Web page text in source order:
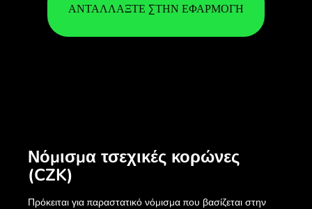
ΑΝΤΑΛΛΆΞΤΕ ΣΤΗΝ ΕΦΑΡΜΟΓΉ
Νόμισμα τσεχικές κορώνες
(CZK)
Πρόκειται για παραστατικό νόμισμα που βασίζεται στην